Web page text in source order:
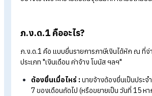
วิธียื่น ภ.ง.ด.1 และ ภ.ง.ด.1ก ออนไลน์ ฉบั
ความแตกต่างระหว่าง ภ.ง.ด.1 และ ภ.ง.ด
วิธีการการยื่น ภ.ง.ด.1 และ ภ.ง.ด.1ก ออนไ
สรุป วิธียื่น ภ.ง.ด.1 และ ภ.ง.ด.1ก ออนไลน์
FAQ: คำถามที่พบบ่อยเกี่ยวกับการยื่น ภ.ง.